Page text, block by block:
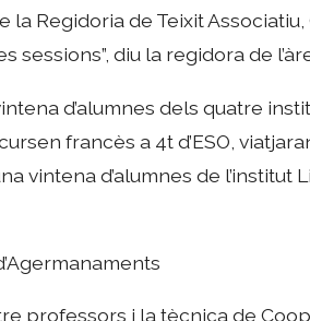
la Regidoria de Teixit
sessions”, diu la regidora de
d’alumnes dels quatre
francès a 4t d’ESO,
vintena d’alumnes de
professors i la tècnica de